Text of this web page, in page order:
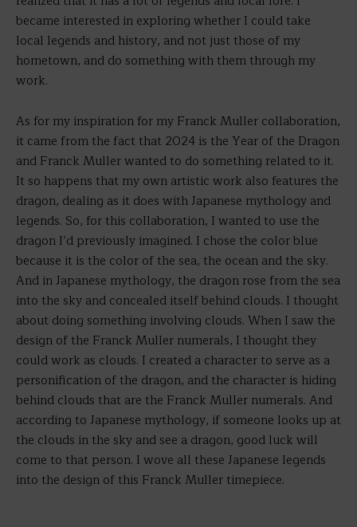
became interested in exploring whether I could take
local legends and history, and not just those of my
hometown, and do something with them through my
work.
As for my inspiration for my Franck Muller collaboration,
it came from the fact that 2024 is the Year of the Dragon
and Franck Muller wanted to do something related to it.
It so happens that my own artistic work also features the
dragon, dealing as it does with Japanese mythology and
legends. So, for this collaboration, I wanted to use the
dragon I’d previously imagined. I chose the color blue
because it is the color of the sea, the ocean and the sky.
And in Japanese mythology, the dragon rose from the sea
into the sky and concealed itself behind clouds. I thought
about doing something involving clouds. When I saw the
design of the Franck Muller numerals, I thought they
could work as clouds. I created a character to serve as a
personification of the dragon, and the character is hiding
behind clouds that are the Franck Muller numerals. And
according to Japanese mythology, if someone looks up at
the clouds in the sky and see a dragon, good luck will
come to that person. I wove all these Japanese legends
into the design of this Franck Muller timepiece.